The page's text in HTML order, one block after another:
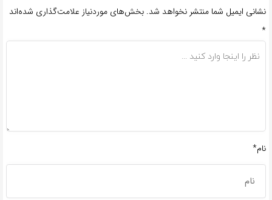
نشانی ایمیل شما منتشر نخواهد شد. بخش‌های موردنیاز علامت‌گذاری شده‌اند
*
نام*